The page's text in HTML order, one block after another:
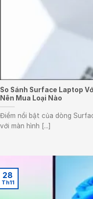
So Sánh Surface Laptop
Nên Mua Loại Nào
Điểm nổi bật của dòng
với màn hình [...]
28
Th11